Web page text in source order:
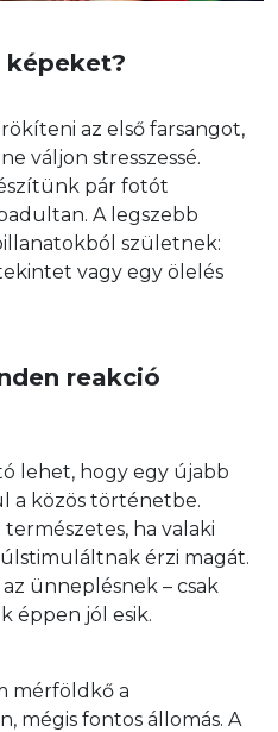
képeket?
az első farsangot,
váljon stresszessé.
pár fotót
A legszebb
születnek:
vagy egy ölelés
reakció
lehet, hogy egy újabb
a közös történetbe.
ha valaki
érzi magát.
ünneplésnek – csak
éppen jól esik.
mérföldkő a
mégis fontos állomás. A